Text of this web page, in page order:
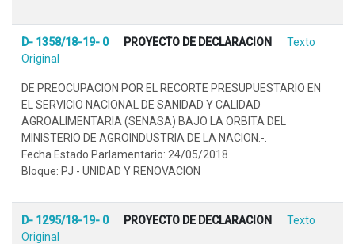
D- 1358/18-19- 0 PROYECTO DE DECLARACION
Texto
Original
DE PREOCUPACION POR EL RECORTE PRESUPUESTARIO EN
EL SERVICIO NACIONAL DE SANIDAD Y CALIDAD
AGROALIMENTARIA (SENASA) BAJO LA ORBITA DEL
MINISTERIO DE AGROINDUSTRIA DE LA NACION.-.
Fecha Estado Parlamentario: 24/05/2018
Bloque: PJ - UNIDAD Y RENOVACION
D- 1295/18-19- 0 PROYECTO DE DECLARACION
Texto
Original